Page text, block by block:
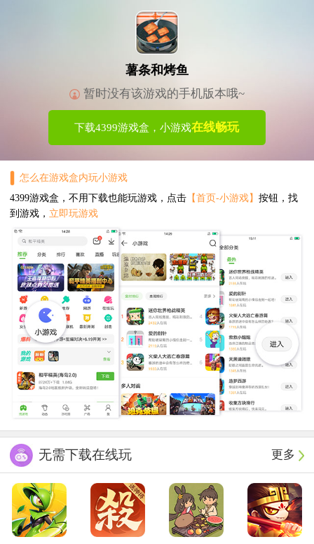
薯条和烤鱼
暂时没有该游戏的手机版本哦~
下载4399游戏盒，小游戏在线畅玩
怎么在游戏盒内玩小游戏
4399游戏盒，不用下载也能玩游戏，点击【首页-小游戏】 按钮，找
到游戏， 立即玩游戏
更多
无需下载在线玩